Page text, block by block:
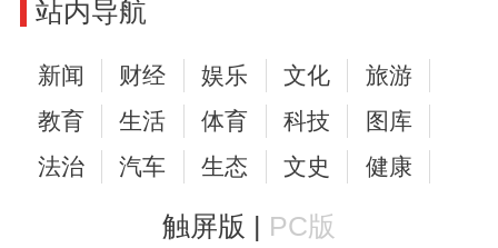
站内导航
新闻 财经 娱乐 文化
旅游
教育
生活 体育 科技
图库
法治
汽车 生态 文史 健康
触屏版 | PC版